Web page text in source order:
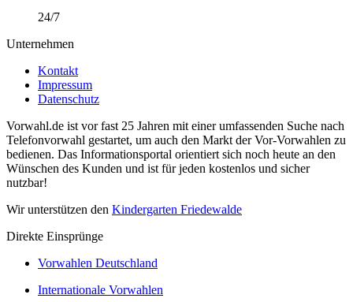
24/7
Unternehmen
Kontakt
Impressum
Datenschutz
Vorwahl.de ist vor fast 25 Jahren mit einer umfassenden Suche nach
Telefonvorwahl gestartet, um auch den Markt der Vor-Vorwahlen zu
bedienen. Das Informationsportal orientiert sich noch heute an den
Wünschen des Kunden und ist für jeden kostenlos und sicher
nutzbar!
Wir unterstützen den Kindergarten Friedewalde
Direkte Einsprünge
Vorwahlen Deutschland
Internationale Vorwahlen